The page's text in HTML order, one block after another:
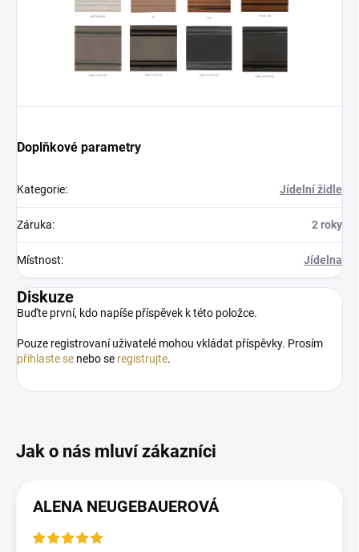
Doplňkové parametry
Kategorie: Jídelní židle
Záruka: 2 roky
Místnost: Jídelna
Diskuze
Buďte první, kdo napíše příspěvek k této položce.
Pouze registrovaní uživatelé mohou vkládat příspěvky. Prosím
přihlaste se nebo se registrujte.
ALENA NEUGEBAUEROVÁ